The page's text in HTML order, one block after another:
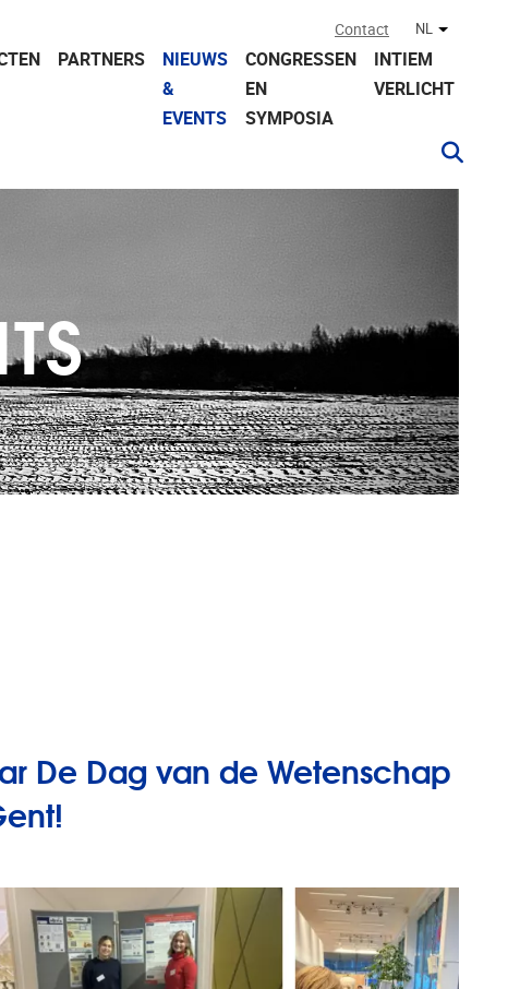
Contact NL Andere
PARTNERS
NIEUWS
&
EVENTS
CONGRESSEN
EN
SYMPOSIA
INTIEM
VERLICHT
De Dag van de Wetenschap